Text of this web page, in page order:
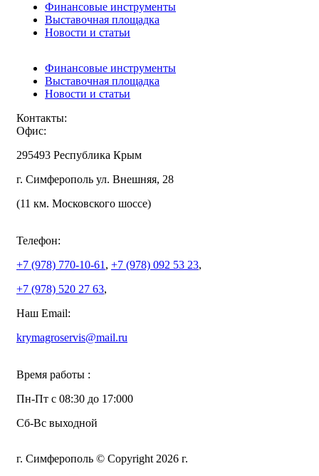
Финансовые инструменты
Выставочная площадка
Новости и статьи
Финансовые инструменты
Выставочная площадка
Новости и статьи
Контакты:
Офис:
295493 Республика Крым
г. Симферополь ул. Внешняя, 28
(11 км. Московского шоссе)
Телефон:
+7 (978) 770-10-61 , +7 (978) 092 53 23,
+7 (978) 520 27 63,
Наш Email:
krymagroservis@mail.ru
Время работы :
Пн-Пт с 08:30 до 17:000
Сб-Вс выходной
г. Симферополь © Copyright 2026 г.